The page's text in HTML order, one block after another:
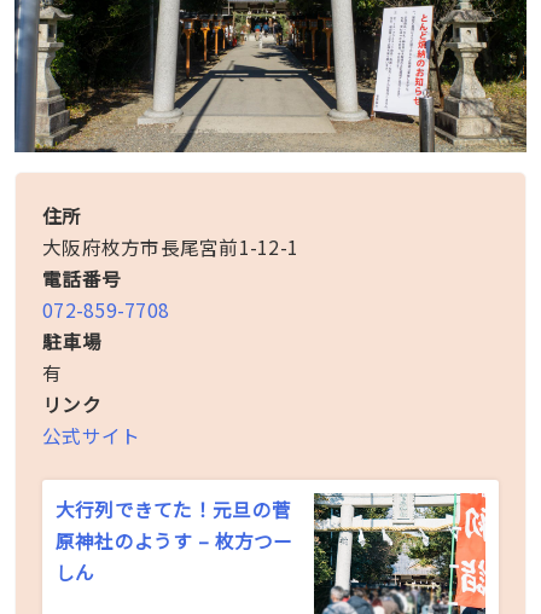
住所
大阪府枚方市長尾宮前1-12-1
電話番号
072-859-7708
駐車場
有
リンク
公式サイト
大行列できてた！元旦の菅
原神社のようす – 枚方つー
しん